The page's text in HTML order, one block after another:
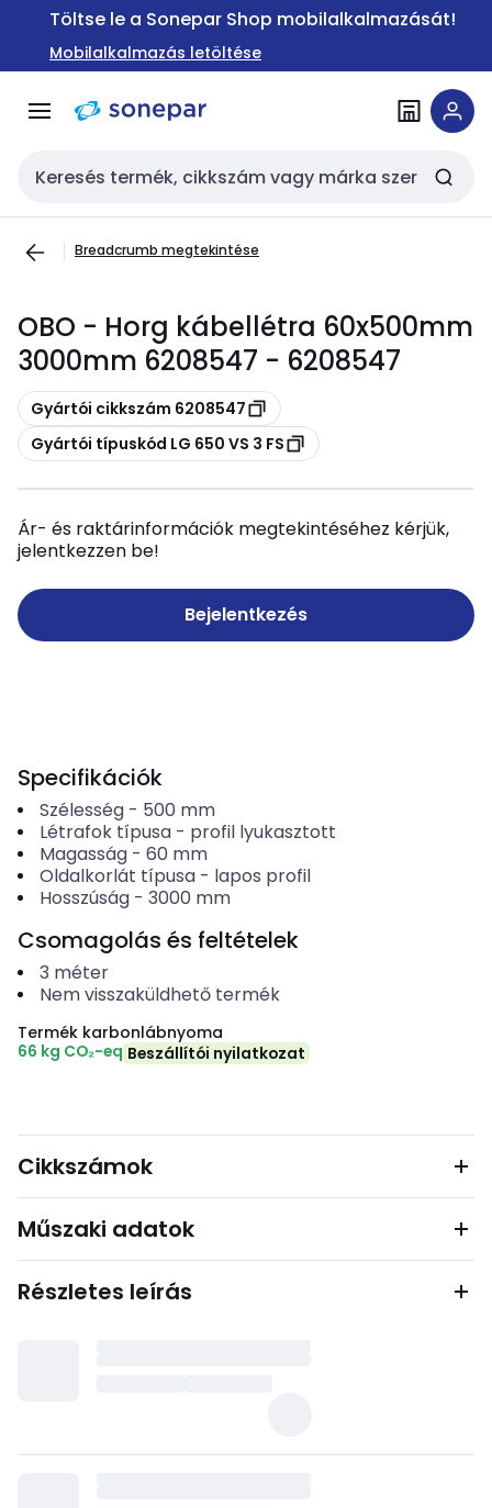
Ugrás a
Ugrás a
tartalomra
Töltse le a Sonepar Shop mobilalkalmazását!
Mobilalkalmazás letöltése
Keresési bemenet
Breadcrumb megtekintése
OBO - Horg kábellétra 60x500mm
3000mm 6208547 - 6208547
Másolás
Gyártói cikkszám 6208547
Másolás
Gyártói típuskód LG 650 VS 3 FS
Ár- és raktárinformációk megtekintéséhez kérjük,
jelentkezzen be!
Bejelentkezés
Specifikációk
Szélesség- 500 mm
Létrafok típusa- profil lyukasztott
Magasság- 60 mm
Oldalkorlát típusa- lapos profil
Hosszúság- 3000 mm
Csomagolás és feltételek
3 méter
Nem visszaküldhető termék
Termék karbonlábnyoma
66 kg CO₂-eq Beszállítói nyilatkozat
Cikkszámok
Műszaki adatok
Részletes leírás